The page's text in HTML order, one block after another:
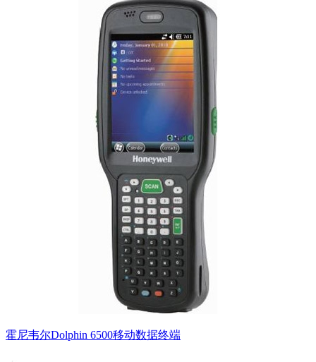
霍尼韦尔Dolphin 6500移动数据终端